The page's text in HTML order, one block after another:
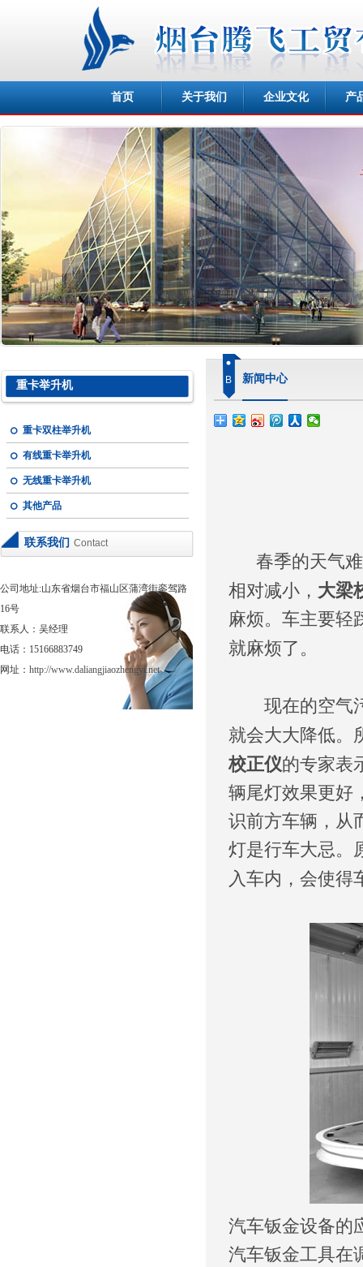
首页 关于我们 企业文化 产
重卡举升机
重卡双柱举升机
有线重卡举升机
无线重卡举升机
其他产品
联系我们 Contact
公司地址:山东省烟台市福山区蒲湾街銮驾路
16号
联系人：吴经理
电话：15166883749
网址： http://www.daliangjiaozhengyi.net
B 新闻中心
春季的天气难
相对减小， 大梁
麻烦。车主要轻
就麻烦了。
现在的空气污
就会大大降低。
校正仪的专家表
辆尾灯效果更好
识前方车辆，从
灯是行车大忌。
入车内，会使得
汽车钣金设备的
汽车钣金工具在